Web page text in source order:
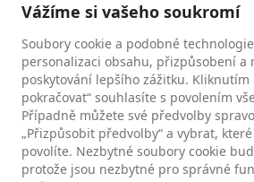
podmínky CK INEX
Pojištění CK INEX
Zásady a informace o
zpracování osobních údajů
Recenze
Recenze našich klientů
Vážíme si vašeho soukromí
Soubory cookie a podobné
personalizaci obsahu, přizpůsobení a
poskytování lepšího zážitku. Kliknutím
pokračovat“ souhlasíte s povolením
Případně můžete své předvolby
„Přizpůsobit předvolby“ a vybrat,
povolíte. Nezbytné soubory cookie
protože jsou nezbytné pro správné